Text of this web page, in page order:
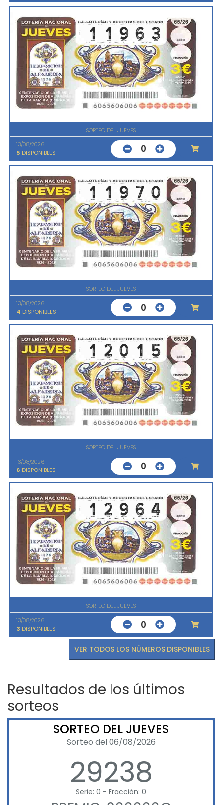
SORTEO DEL JUEVES
13/08/2026
5 DISPONIBLES 0
SORTEO DEL JUEVES
13/08/2026
4 DISPONIBLES 0
SORTEO DEL JUEVES
13/08/2026
6 DISPONIBLES 0
SORTEO DEL JUEVES
13/08/2026
3 DISPONIBLES 0
VER TODOS LOS NÚMEROS DISPONIBLES
Resultados de los últimos
sorteos
SORTEO DEL JUEVES
Sorteo del 06/08/2026
29238
Serie: 0 - Fracción: 0